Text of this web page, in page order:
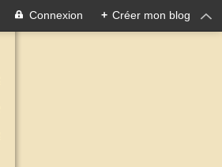
Connexion + Créer mon blog